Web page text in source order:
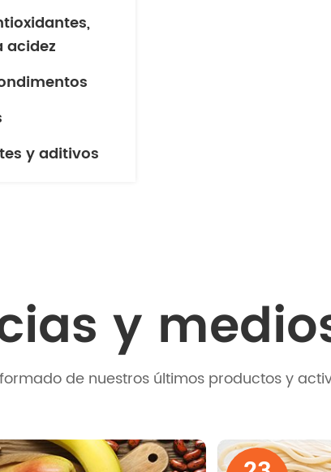
acidez
y aditivos
y
de nuestros últimos productos y